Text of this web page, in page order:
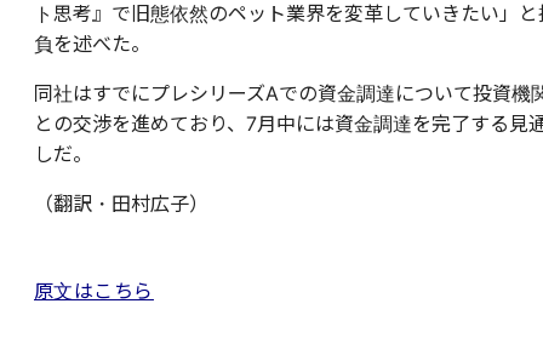
ト思考』で旧態依然のペット業界を変革していきたい」と
負を述べた。
同社はすでにプレシリーズAでの資金調達について投資機
との交渉を進めており、7月中には資金調達を完了する見
しだ。
（翻訳・田村広子）
原文はこちら